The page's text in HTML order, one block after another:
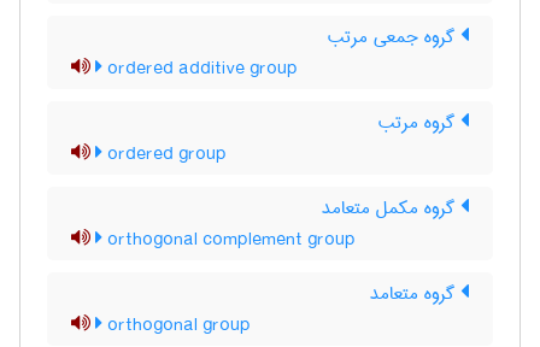
گروه جمعی مرتب
ordered additive group
گروه مرتب
ordered group
گروه مکمل متعامد
orthogonal complement group
گروه متعامد
orthogonal group